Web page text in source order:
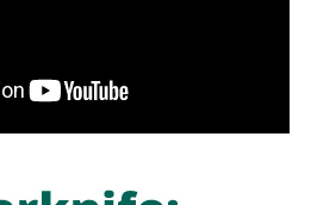
de construcción en materia
canchas de futbol y básquetbol
en un punto de
para familias de todo el